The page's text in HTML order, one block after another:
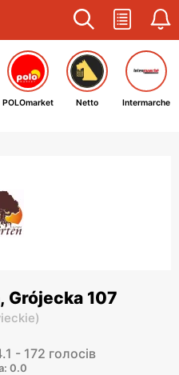
POLOmarket Netto Intermarche
Grójecka 107
)
- 172 голосів
0.0